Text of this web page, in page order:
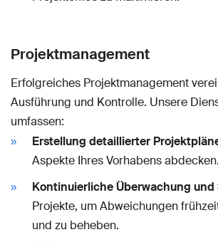
Projektmanagement
Erfolgreiches Projektmanagement
Ausführung und Kontrolle. Unsere
umfassen:
Erstellung detaillierter
Aspekte Ihres Vorhabens abdecken.
Kontinuierliche Überwachung und
Projekte, um Abweichungen
und zu beheben.